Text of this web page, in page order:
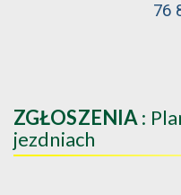
76
ZGŁOSZENIA :
jezdniach